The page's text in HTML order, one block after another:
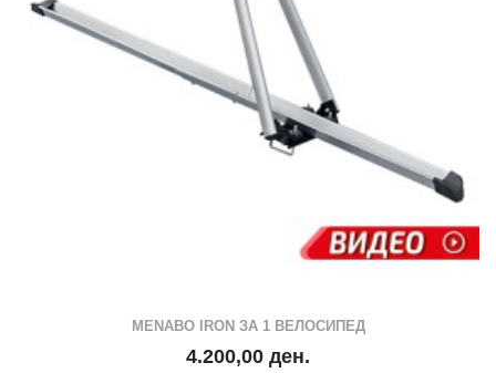
MENABO IRON ЗА 1 ВЕЛОСИПЕД
4.200,00 ден.